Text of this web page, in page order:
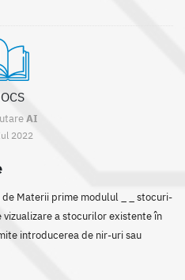
AI
2022
Materii prime modulul _ _ stocuri-
a stocurilor existente în
introducerea de nir-uri sau